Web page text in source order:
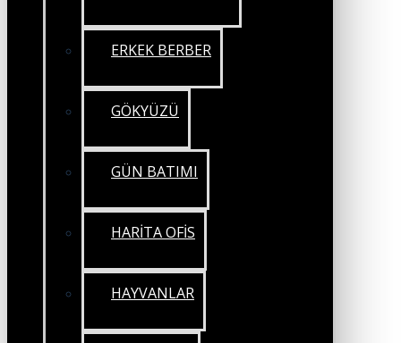
ERKEK BERBER
GÖKYÜZÜ
GÜN BATIMI
HARİTA OFİS
HAYVANLAR